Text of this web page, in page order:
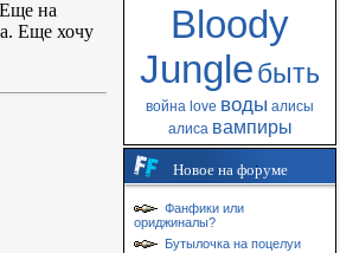
на
Еще хочу
Bloody
Jungleбыть
война love воды алисы
алиса вампиры
Новое на форуме
Фанфики или
ориджиналы?
Бутылочка на поцелуи